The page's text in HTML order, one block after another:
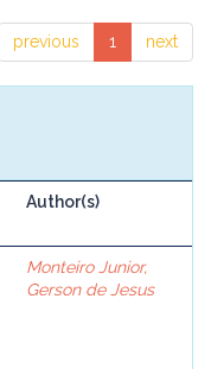
previous 1 next
Author(s)
Monteiro Junior,
Gerson de Jesus